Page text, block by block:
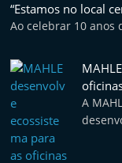
“Estamos no local
Ao celebrar 10 anos
A